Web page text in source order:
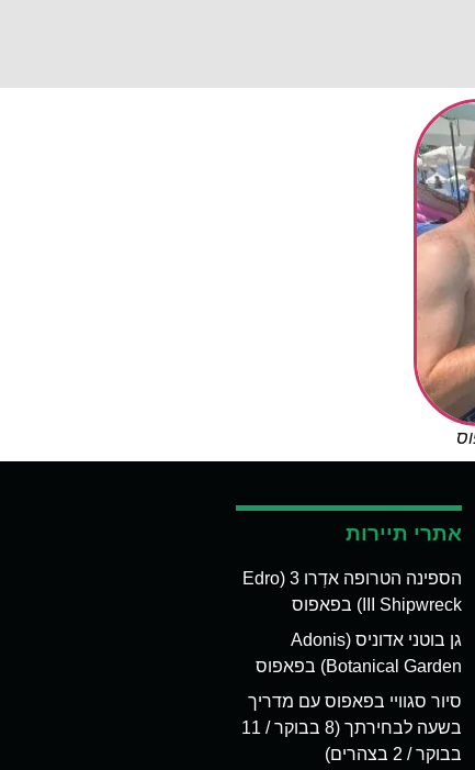
אתרי תיירות
הספינה הטרופה אדְרו 3 (Edro
III Shipwreck) בפאפוס
גן בוטני אדוניס (Adonis
Botanical Garden) בפאפוס
סיור סגוויי בפאפוס עם מדריך
בשעה לבחירתך (8 בבוקר / 11
בבוקר / 2 בצהרים)